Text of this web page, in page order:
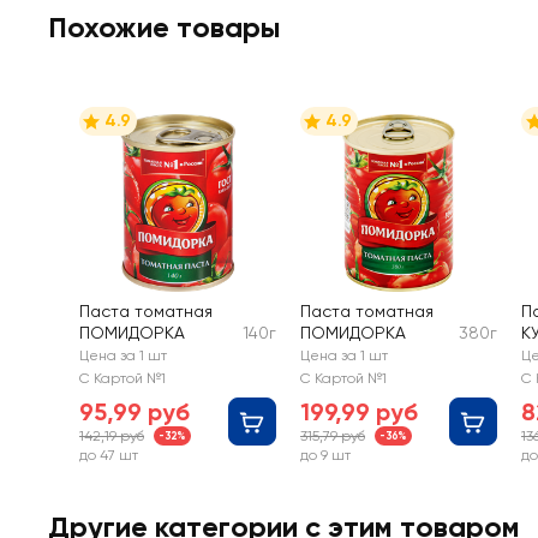
Похожие товары
4.9
Паста томатная
ПОМИДОРКА
140г
Цена за 1 шт
С Картой №1
95,99 руб
142,19 руб -32%
до 47 шт
4.9
Паста томатная
ПОМИДОРКА
380г
Цена за 1 шт
С Картой №1
199,99 руб
315,79 руб -36%
до 9 шт
С
Другие категории с этим товаром